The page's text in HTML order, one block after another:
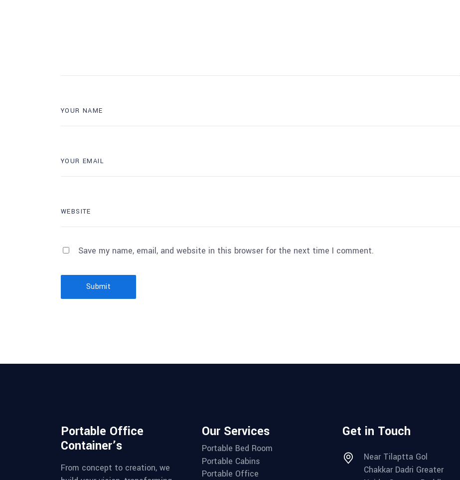
Save my name, email, and website in this browser for the next time I comment.
Submit
Portable Office
Container’s
From concept to creation, we
Our Services
Portable Bed Room
Portable Cabins
Portable Office
Get in Touch
Near Tilaptta Gol
Chakkar Dadri Greater